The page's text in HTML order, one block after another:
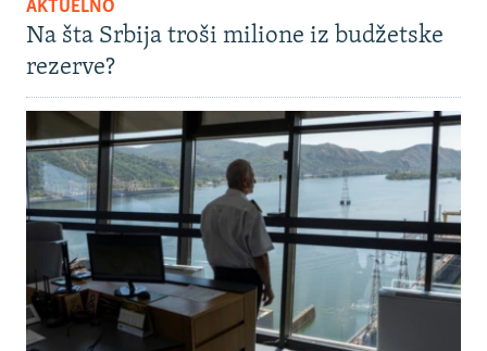
AKTUELNO
Na šta Srbija troši milione iz budžetske
rezerve?